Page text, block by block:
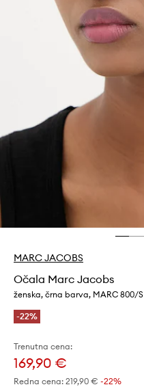
MARC JACOBS
Očala Marc Jacobs
ženska, črna barva, MARC 800/S
-22%
Trenutna cena:
169,90 €
Redna cena: 219,90 € -22%